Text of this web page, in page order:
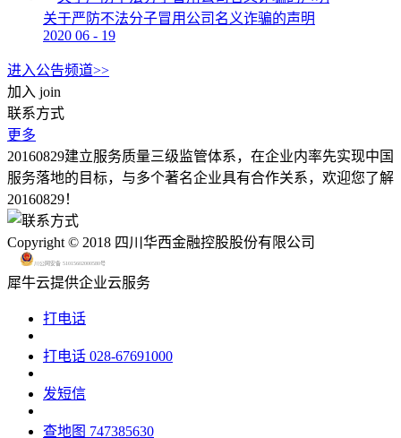
关于严防不法分子冒用公司名义诈骗的声明
2020 06 - 19
进入公告频道>>
加入 join
联系方式
更多
20160829建立服务质量三级监管体系，在企业内率先实现中国
服务落地的目标，与多个著名企业具有合作关系，欢迎您了解
20160829！
Copyright © 2018 四川华西金融控股股份有限公司
川公网安备 51015602000580号
犀牛云提供企业云服务
打电话
打电话 028-67691000
发短信
查地图 747385630